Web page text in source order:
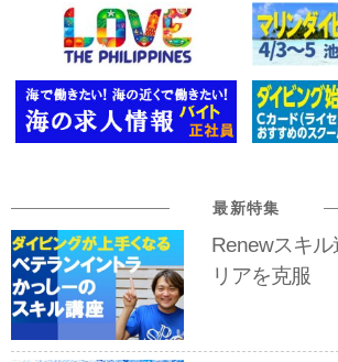
最新特集
Renewスキ
リアを克服